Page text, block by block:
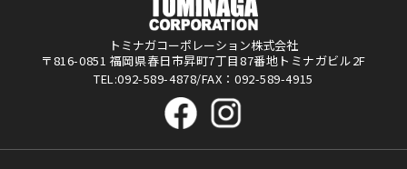
トミナガコーポレーション株式会社
〒816-0851 福岡県春日市昇町7丁目87番地トミナガビル2F
TEL:092-589-4878/FAX：092-589-4915